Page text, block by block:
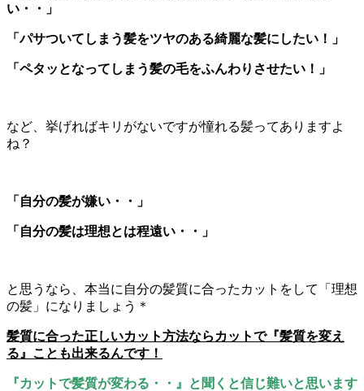
い・・」
「パサついてしまう髪をツヤのある綺麗な髪にしたい！」
「ペタッとなってしまう髪の毛をふんわりさせたい！」
など、挙げればキリがないですが憧れる髪ってありますよ
ね？
「自分の髪が嫌い・・」
「自分の髪は理想とは程遠い・・」
と思うなら、本当に自分の髪質に合ったカットをして「理想
の髪」になりましょう＊
髪質に合った正しいカット方法ならカットで『髪質を変え
る』ことも出来るんです！
『カットで髪質が変わる・・』と聞くと信じ難いと思います